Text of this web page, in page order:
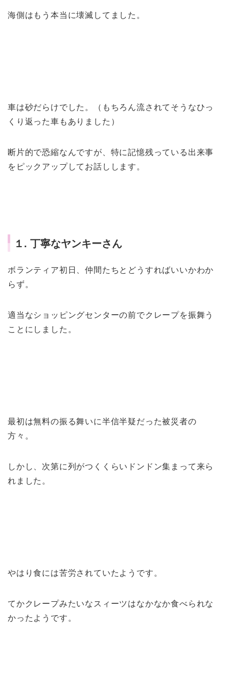
海側はもう本当に壊滅してました。
車は砂だらけでした。（もちろん流されてそうなひっ
くり返った車もありました）
断片的で恐縮なんですが、特に記憶残っている出来事
をピックアップしてお話しします。
１. 丁寧なヤンキーさん
ボランティア初日、仲間たちとどうすればいいかわか
らず。
適当なショッピングセンターの前でクレープを振舞う
ことにしました。
最初は無料の振る舞いに半信半疑だった被災者の
方々。
しかし、次第に列がつくくらいドンドン集まって来ら
れました。
やはり食には苦労されていたようです。
てかクレープみたいなスィーツはなかなか食べられな
かったようです。